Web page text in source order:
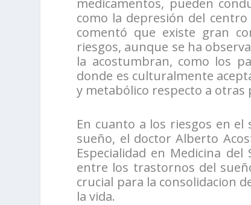
como la depresión del
comentó que existe gran
riesgos, aunque se ha
la acostumbran, como los
donde es culturalmente
y metabólico respecto a otras
En cuanto a los riesgos en el
sueño, el doctor Alberto
Especialidad en Medicina
entre los trastornos del
crucial para la consolidacion
la vida.